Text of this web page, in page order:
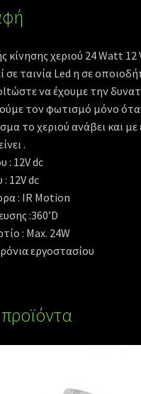
κίνησης χεριού 24 Watt
σε ταινία Led η σε
να έχουμε την
τον φωτισμό μόνο
το χεριού ανάβει και με
.
: 12V dc
: 12V dc
: IR Motion
:360’D
: Max. 24W
εργοστασίου